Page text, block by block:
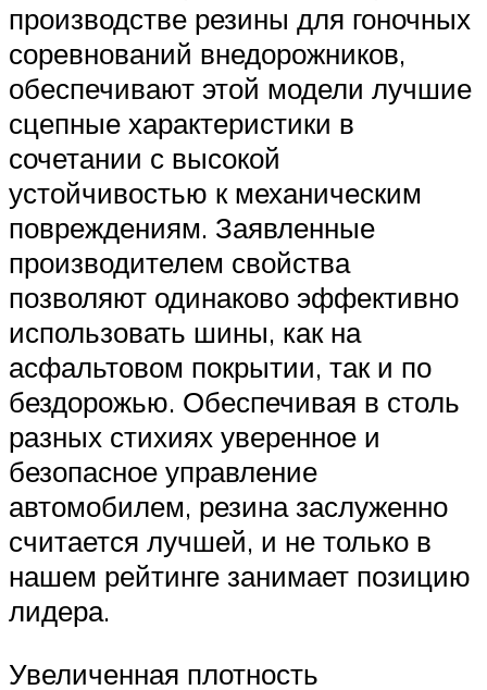
производстве резины для гоночных
соревнований внедорожников,
обеспечивают этой модели лучшие
сцепные характеристики в
сочетании с высокой
устойчивостью к механическим
повреждениям. Заявленные
производителем свойства
позволяют одинаково эффективно
использовать шины, как на
асфальтовом покрытии, так и по
бездорожью. Обеспечивая в столь
разных стихиях уверенное и
безопасное управление
автомобилем, резина заслуженно
считается лучшей, и не только в
нашем рейтинге занимает позицию
лидера.
Увеличенная плотность